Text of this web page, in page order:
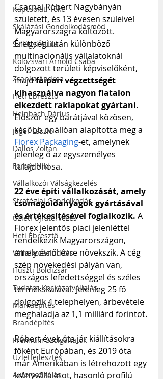
Kapcsolati Tőke
Skálázási Gondolkodásmód
Szilágyi Attila
Kolozsvári Arnold Csaba
Zsapka Andrea
Heti Ébresztő
Heinbach Dárius
Jáger László
Dallos Zoltán
Forray Niki
Vállalkozói Válságkezelés
Stratégiai Gondolkodás
Üzleti Újratervezés
Heti Ébresztő
Vállalkozásindítás
Huszti Boldizsár
Tudatos Kockázatvállalás
Márkaépítés
Brandépítés
Prémium Szolgáltatók
Üzletfejlesztés
Automatizálás
Csarnai Róbert Nagybányán
született, és 13 évesen szüleivel
Magyarországra költözött.
Érettségi után különböző
multinacionális vállalatoknál
dolgozott területi képviselőként,
majd faipari végzettségét
kihasználva nagyon fiatalon
elkezdett raklapokat gyártani.
Először egy barátjával közösen,
később önállóan alapította meg a
Fiorex Packaging-et, amelynek
jelenleg ő az egyszemélyes
tulajdonosa.
22 éve építi vállalkozását, amely
csomagolóanyagok gyártásával
és értékesítésével foglalkozik. A
Fiorex jelentős piaci jelenléttel
rendelkezik Magyarországon,
amely évről évre növekszik. A cég
szép növekedési pályán van,
országos lefedettséggel és széles
termékskálával. Jelenleg 25 fő
dolgozik 4 telephelyen, árbevétele
meghaladja az 1,1 milliárd forintot.
Róbert évek óta jár kiállításokra
főként Európában, és 2019 óta
már Amerikában is létrehozott egy
leányvállalatot, hasonló profilú